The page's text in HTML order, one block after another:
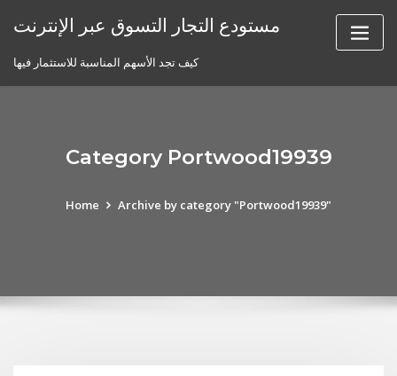
مستودع التجار التسوق عبر الإنترنت
كيف تجد الأسهم المناسبة للاستثمار فيها
Category Portwood19939
Home Archive by category "Portwood19939"